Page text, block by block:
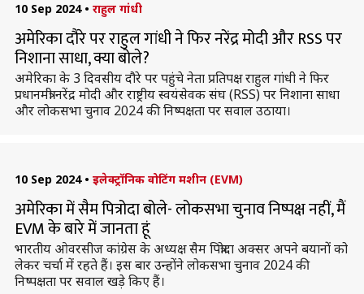
10 Sep 2024 • राहुल गांधी
अमेरिका दौरे पर राहुल गांधी ने फिर नरेंद्र मोदी और RSS पर
निशाना साधा, क्या बोले?
अमेरिका के 3 दिवसीय दौरे पर पहुंचे नेता प्रतिपक्ष राहुल गांधी ने फिर
प्रधानमंत्री नरेंद्र मोदी और राष्ट्रीय स्वयंसेवक संघ (RSS) पर निशाना साधा
और लोकसभा चुनाव 2024 की निष्पक्षता पर सवाल उठाया।
10 Sep 2024 • इलेक्ट्रॉनिक वोटिंग मशीन (EVM)
अमेरिका में सैम पित्रोदा बोले- लोकसभा चुनाव निष्पक्ष नहीं, मैं
EVM के बारे में जानता हूं
भारतीय ओवरसीज कांग्रेस के अध्यक्ष सैम पित्रोदा अक्सर अपने बयानों को
लेकर चर्चा में रहते हैं। इस बार उन्होंने लोकसभा चुनाव 2024 की
निष्पक्षता पर सवाल खड़े किए हैं।